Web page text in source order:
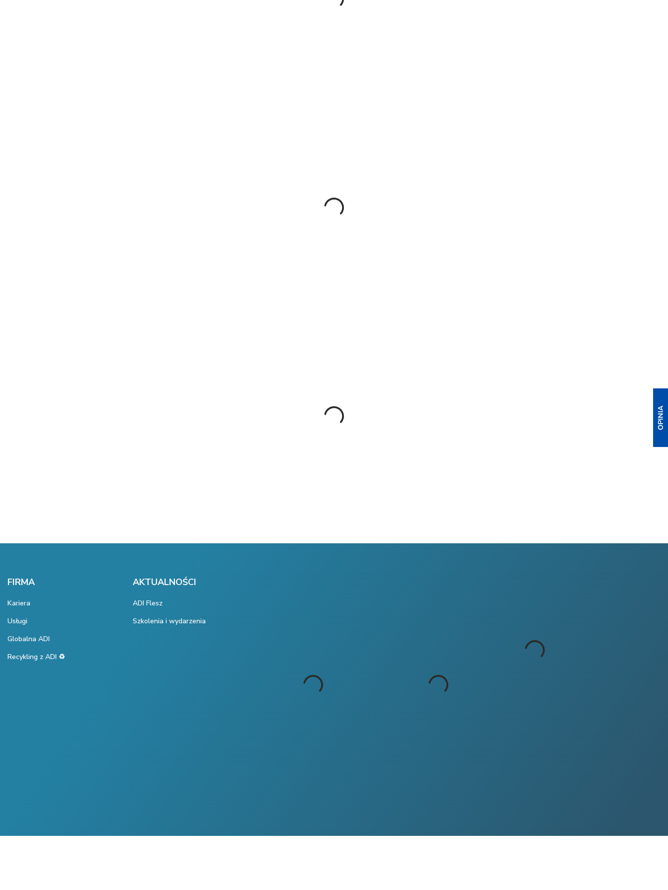
FIRMA
Kariera
Usługi
Globalna ADI
Recykling z ADI ♻️
AKTUALNOŚCI
ADI Flesz
Szkolenia i wydarzenia